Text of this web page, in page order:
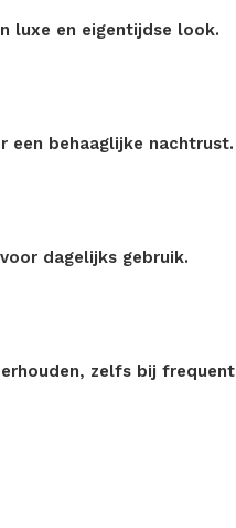
luxe en eigentijdse look.
een behaaglijke nachtrust.
dagelijks gebruik.
zelfs bij frequent